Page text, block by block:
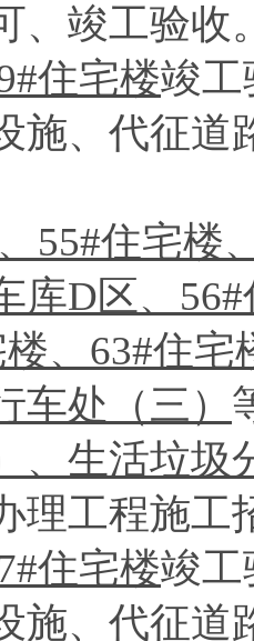
、竣工验收
住宅楼竣工
施、代征道
55#住宅楼
库D区、
、63#住宅
车处（三）
、生活垃圾
理工程施工
住宅楼竣工
施、代征道